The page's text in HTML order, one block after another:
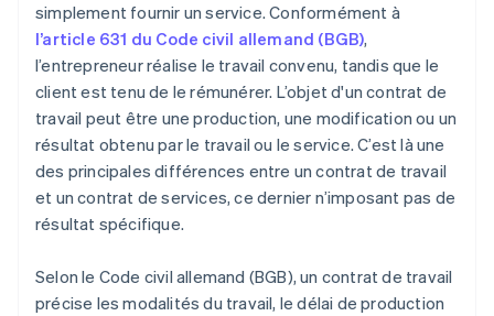
simplement fournir un service. Conformément à
l’article 631 du Code civil allemand (BGB),
l’entrepreneur réalise le travail convenu, tandis que le
client est tenu de le rémunérer. L’objet d'un contrat de
travail peut être une production, une modification ou un
résultat obtenu par le travail ou le service. C’est là une
des principales différences entre un contrat de travail
et un contrat de services, ce dernier n’imposant pas de
résultat spécifique.
Selon le Code civil allemand (BGB), un contrat de travail
précise les modalités du travail, le délai de production